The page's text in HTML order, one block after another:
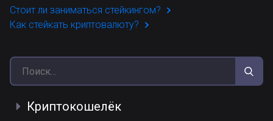
Стоит ли заниматься стейкингом?
Как стейкать криптовалюту?
Криптокошелёк